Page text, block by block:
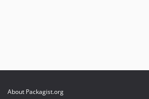
About Packagist.org